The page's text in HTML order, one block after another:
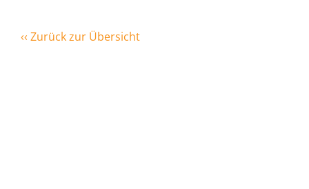
‹‹ Zurück zur Übersicht